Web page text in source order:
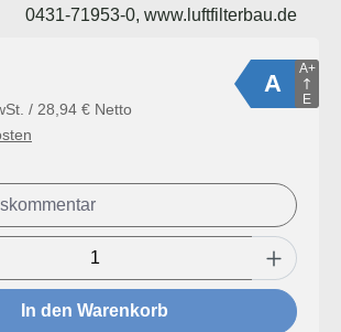
0431-71953-0, www.luftfilterbau.de
/ 28,94 € Netto
Gib den gewünschten
In den Warenkorb
A
A+
E